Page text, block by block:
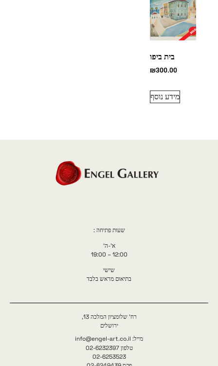
בית ביפו
₪300.00
מידע נוסף
שעות פתיחה :
א'-ה'
12:00 – 19:00
שישי
בתיאום מראש בלבד
רח' שלומציון המלכה 13,
ירושלים
מייל: info@engel-art.co.il
טלפון 02-6232397
02-6253523